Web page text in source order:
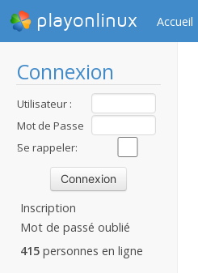
playonlinux Accueil
Connexion
Utilisateur :
Mot de Passe
:Se rappeler:
Inscription
Mot de passé oublié
415 personnes en ligne